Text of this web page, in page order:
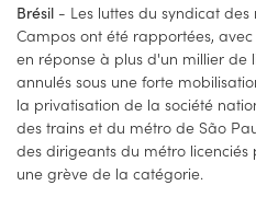
Brésil - Les luttes du syndicat
Campos ont été rapportées,
en réponse à plus d'un millier de
annulés sous une forte
la privatisation de la société
des trains et du métro de São
des dirigeants du métro
une grève de la catégorie.